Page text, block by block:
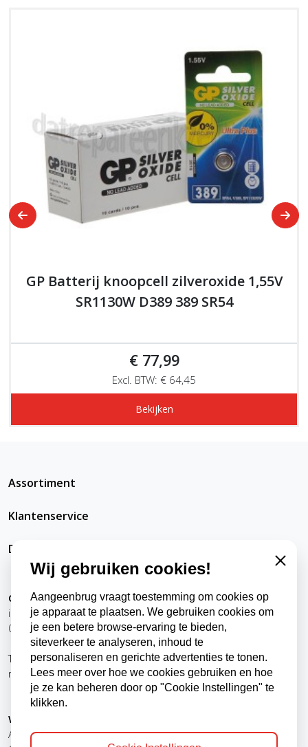
GP Batterij knoopcell zilveroxide 1,55V
SR1130W D389 389 SR54
€ 77,99
Excl. BTW: € 64,45
Bekijken
Assortiment
Klantenservice
DatRepareerIkZelfWel
Contact
info@datrepareerikzelfwel.nl
0118-570024
Telefonisch bereikbaar
ma t/m vr
9:00 - 12:00 uur
13:00 - 16:00 uur
Winkel, kantoor en afhaalpunt
Aangeenbrug Electro BV
Wij gebruiken cookies!
Aangeenbrug vraagt toestemming om cookies op
je apparaat te plaatsen. We gebruiken cookies om
je een betere browse-ervaring te bieden,
siteverkeer te analyseren, inhoud te
personaliseren en gerichte advertenties te tonen.
Lees meer over hoe we cookies gebruiken en hoe
je ze kan beheren door op "Cookie Instellingen" te
klikken.
Close